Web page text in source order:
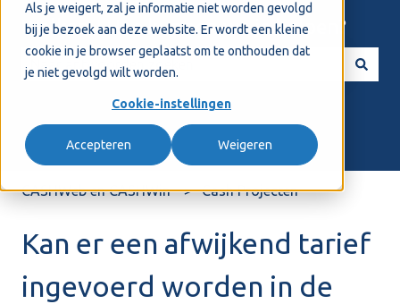
Als je weigert, zal je informatie niet worden gevolgd
bij je bezoek aan deze website. Er wordt een kleine
cookie in je browser geplaatst om te onthouden dat
je niet gevolgd wilt worden.
Cookie-instellingen
Accepteren Weigeren
Welkom! Hoe kunnen we je helpen?
CASHWeb en CASHWin Cash Projecten
Kan er een afwijkend tarief
ingevoerd worden in de